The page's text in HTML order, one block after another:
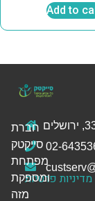
Add to
02-
מדיניות פרטיות
חברת
סייקטק
מפתחת
ומספקת
מזה